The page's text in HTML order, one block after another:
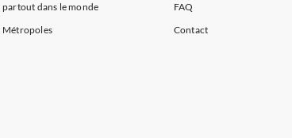
partout dans le monde
Métropoles
FAQ
Contact